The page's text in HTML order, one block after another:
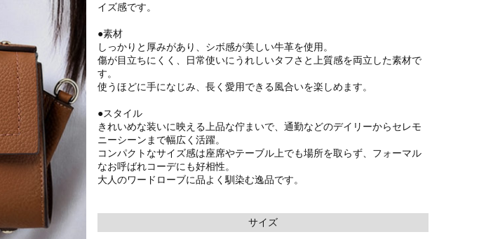
イズ感です。
●素材
しっかりと厚みがあり、シボ感が美しい牛革を使用。
傷が目立ちにくく、日常使いにうれしいタフさと上質感を両立した素材で
す。
使うほどに手になじみ、長く愛用できる風合いを楽しめます。
●スタイル
きれいめな装いに映える上品な佇まいで、通勤などのデイリーからセレモ
ニーシーンまで幅広く活躍。
コンパクトなサイズ感は座席やテーブル上でも場所を取らず、フォーマル
なお呼ばれコーデにも好相性。
大人のワードローブに品よく馴染む逸品です。
サイズ